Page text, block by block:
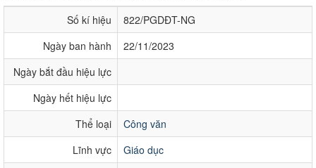
Số kí hiệu
822/PGDĐT-NG
Ngày ban hành
22/11/2023
Ngày bắt đầu hiệu lực
Ngày hết hiệu lực
Thể loại
Công văn
Lĩnh vực
Giáo dục